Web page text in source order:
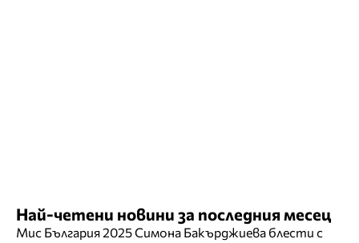
Най-четени новини за последния месец
Мис България 2025 Симона Бакърджиева блести с